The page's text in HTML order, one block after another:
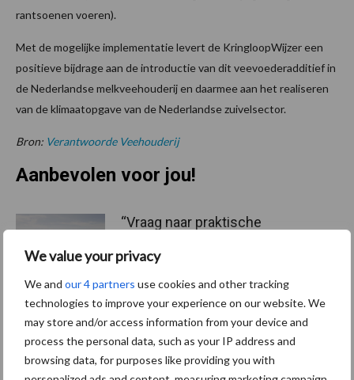
We value your privacy
We and our 4 partners use cookies and other tracking
technologies to improve your experience on our website. We
may store and/or access information from your device and
process the personal data, such as your IP address and
browsing data, for purposes like providing you with
rantsoenen voeren).
Met de mogelijke implementatie levert de KringloopWijzer een
positieve bijdrage aan de introductie van dit veevoederadditief in
de Nederlandse melkveehouderij en daarmee aan het realiseren
van de klimaatopgave van de Nederlandse zuivelsector.
Bron: Verantwoorde Veehouderij
Aanbevolen voor jou!
“Vraag naar praktische
Polen groter dan ooit”
Drie Franse bedrijven over
de grens van 14.000
kilogram melk